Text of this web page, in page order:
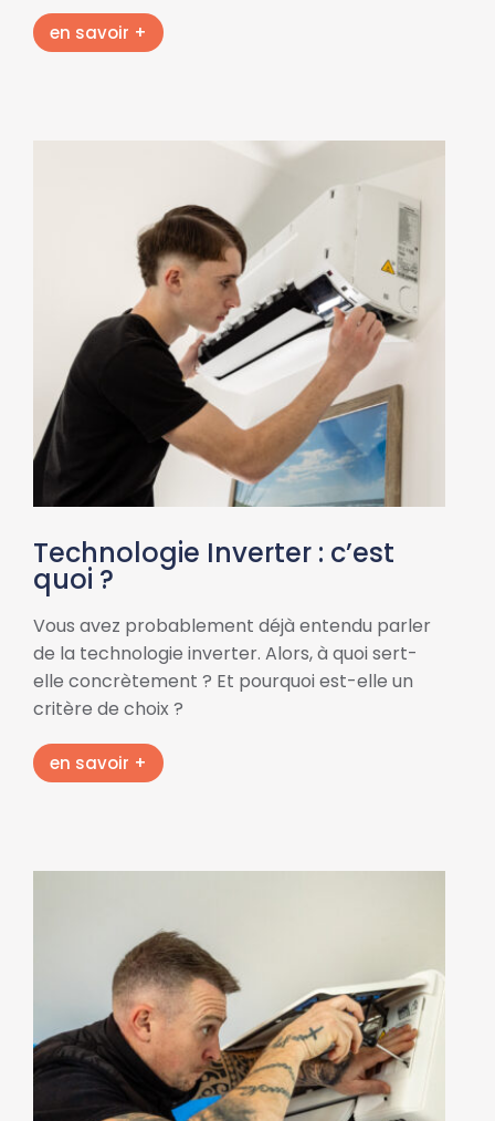
en savoir +
Technologie Inverter : c’est
quoi ?
Vous avez probablement déjà entendu parler
de la technologie inverter. Alors, à quoi sert-
elle concrètement ? Et pourquoi est-elle un
critère de choix ?
en savoir +